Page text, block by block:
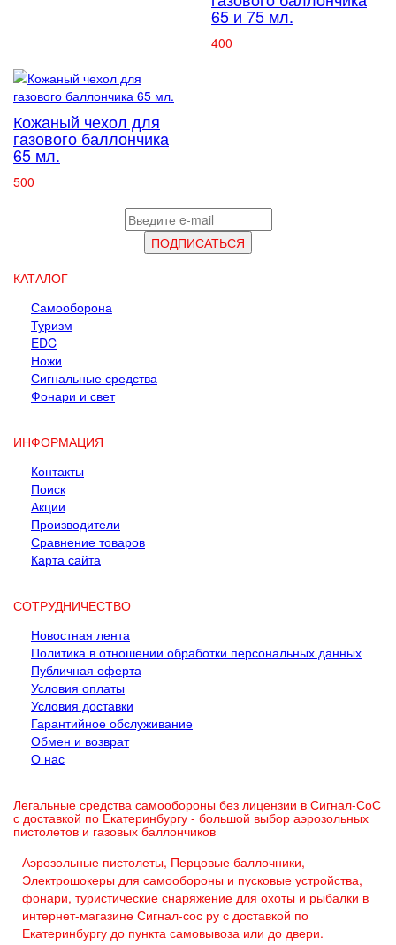
65 и 75 мл.
400
Кожаный чехол для
газового баллончика
65 мл.
500
КАТАЛОГ
Самооборона
Туризм
EDC
Ножи
Сигнальные средства
Фонари и свет
ИНФОРМАЦИЯ
Контакты
Поиск
Акции
Производители
Сравнение товаров
Карта сайта
СОТРУДНИЧЕСТВО
Новостная лента
Политика в отношении обработки персональных данных
Публичная оферта
Условия оплаты
Условия доставки
Гарантийное обслуживание
Обмен и возврат
О нас
Легальные средства самообороны без лицензии в Сигнал-СоС
с доставкой по Екатеринбургу - большой выбор аэрозольных
пистолетов и газовых баллончиков
Аэрозольные пистолеты, Перцовые баллочники,
Электрошокеры для самообороны и пусковые устройства,
фонари, туристические снаряжение для охоты и рыбалки в
интернет-магазине Сигнал-сос ру с доставкой по
Екатеринбургу до пункта самовывоза или до двери.